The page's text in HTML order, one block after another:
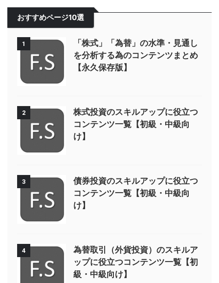
おすすめページ10選
1
「株式」「為替」の水準・見通し
を分析する為のコンテンツまとめ
【永久保存版】
2
株式投資のスキルアップに役立つ
コンテンツ一覧【初級・中級向
け】
3
債券投資のスキルアップに役立つ
コンテンツ一覧【初級・中級向
け】
4
為替取引（外貨投資）のスキルア
ップに役立つコンテンツ一覧【初
級・中級向け】